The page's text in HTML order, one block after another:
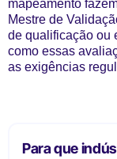
mapeamento
Mestre de
de qualificação ou
como essas
as exigências
Para que